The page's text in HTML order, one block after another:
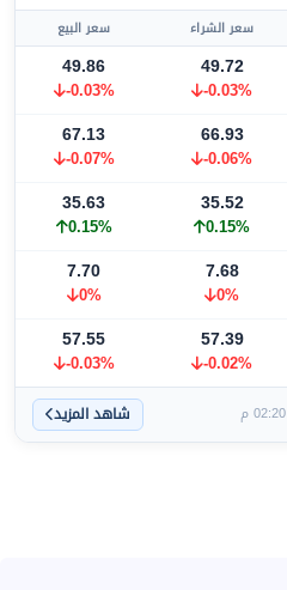
سعر الشراء سعر البيع
49.72
-0.03%
49.86
-0.03%
66.93
-0.06%
67.13
-0.07%
35.52
0.15%
35.63
0.15%
7.68
0%
7.70
0%
57.39
-0.02%
57.55
-0.03%
شاهد المزيد